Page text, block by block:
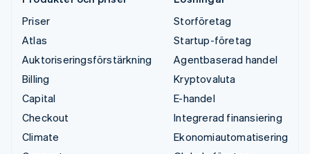
Priser
Atlas
Auktoriseringsförstärkning
Billing
Capital
Checkout
Climate
Storföretag
Startup-företag
Agentbaserad handel
Kryptovaluta
E-handel
Integrerad finansiering
Ekonomiautomatisering